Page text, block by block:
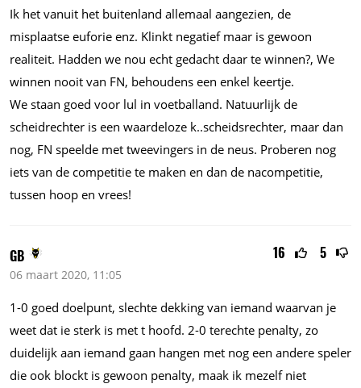
Ik het vanuit het buitenland allemaal aangezien, de
misplaatse euforie enz. Klinkt negatief maar is gewoon
realiteit. Hadden we nou echt gedacht daar te winnen?, We
winnen nooit van FN, behoudens een enkel keertje.
We staan goed voor lul in voetballand. Natuurlijk de
scheidrechter is een waardeloze k..scheidsrechter, maar dan
nog, FN speelde met tweevingers in de neus. Proberen nog
iets van de competitie te maken en dan de nacompetitie,
tussen hoop en vrees!
16 5
GB
06 maart 2020, 11:05
1-0 goed doelpunt, slechte dekking van iemand waarvan je
weet dat ie sterk is met t hoofd. 2-0 terechte penalty, zo
duidelijk aan iemand gaan hangen met nog een andere speler
die ook blockt is gewoon penalty, maak ik mezelf niet